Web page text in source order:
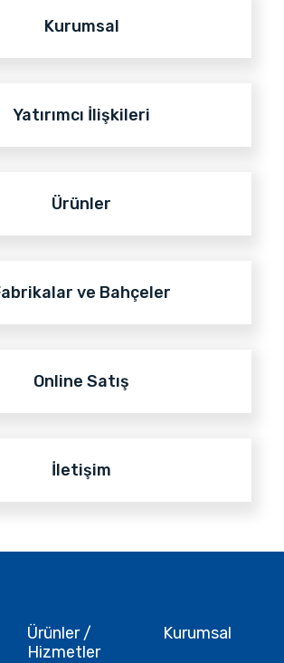
Kurumsal
Yatırımcı İlişkileri
Ürünler
ve Bahçeler
Online Satış
İletişim
Ürünler /
Hizmetler
Kurumsal